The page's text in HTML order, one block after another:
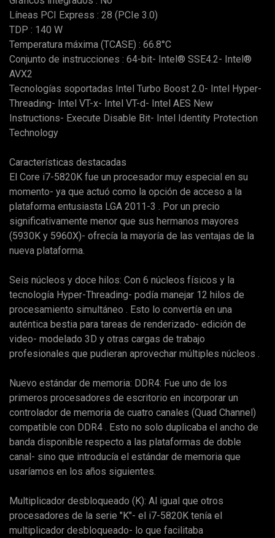
Líneas PCI Express : 28 (PCIe 3.0)
TDP : 140 W
Temperatura máxima (TCASE) : 66.8°C
Conjunto de instrucciones : 64-bit- Intel® SSE4.2- Intel®
AVX2
Tecnologías soportadas Intel Turbo Boost 2.0- Intel Hyper-
Threading- Intel VT-x- Intel VT-d- Intel AES New
Instructions- Execute Disable Bit- Intel Identity Protection
Technology
Características destacadas
El Core i7-5820K fue un procesador muy especial en su
momento- ya que actuó como la opción de acceso a la
plataforma entusiasta LGA 2011-3 . Por un precio
significativamente menor que sus hermanos mayores
(5930K y 5960X)- ofrecía la mayoría de las ventajas de la
nueva plataforma.
Seis núcleos y doce hilos: Con 6 núcleos físicos y la
tecnología Hyper-Threading- podía manejar 12 hilos de
procesamiento simultáneo . Esto lo convertía en una
auténtica bestia para tareas de renderizado- edición de
video- modelado 3D y otras cargas de trabajo
profesionales que pudieran aprovechar múltiples núcleos .
Nuevo estándar de memoria: DDR4: Fue uno de los
primeros procesadores de escritorio en incorporar un
controlador de memoria de cuatro canales (Quad Channel)
compatible con DDR4 . Esto no solo duplicaba el ancho de
banda disponible respecto a las plataformas de doble
canal- sino que introducía el estándar de memoria que
usaríamos en los años siguientes.
Multiplicador desbloqueado (K): Al igual que otros
procesadores de la serie "K"- el i7-5820K tenía el
multiplicador desbloqueado- lo que facilitaba